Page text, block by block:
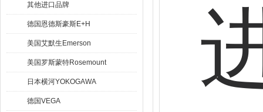
其他进口品牌
德国恩德斯豪斯E+H
美国艾默生Emerson
美国罗斯蒙特Rosemount
日本横河YOKOGAWA
德国VEGA